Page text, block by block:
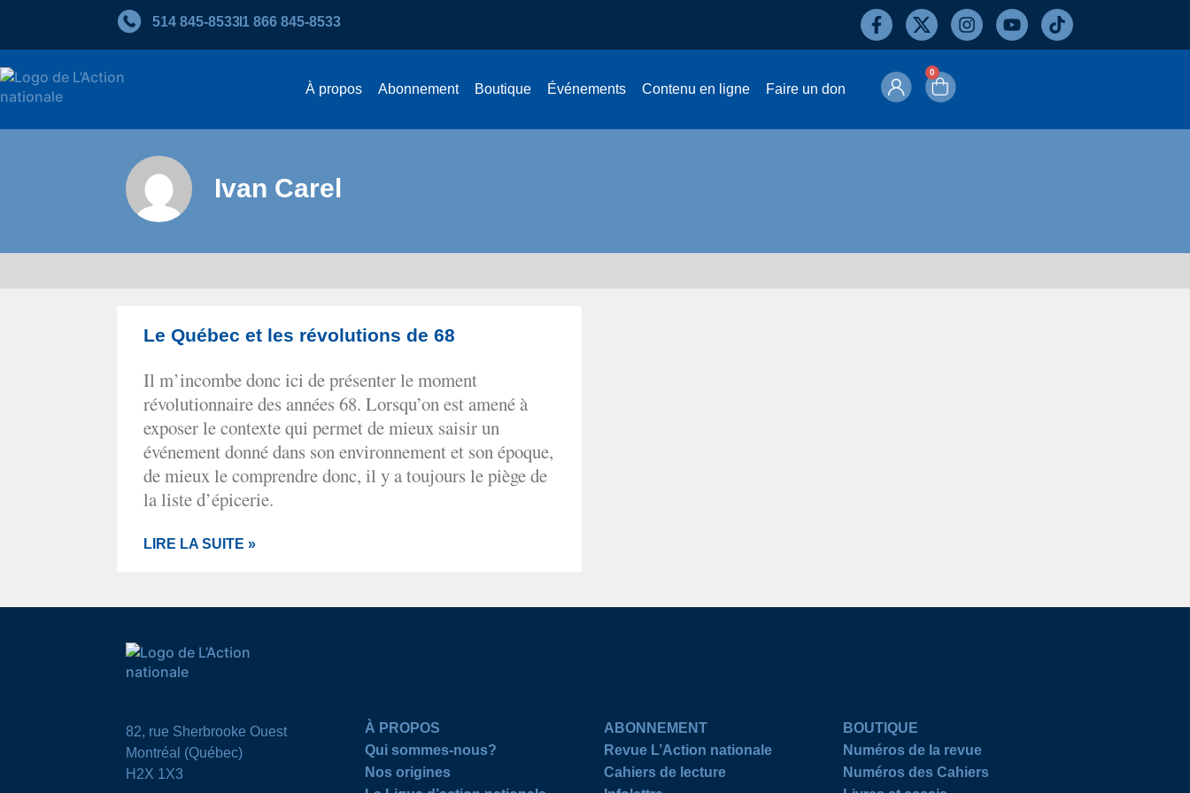
514 845‑85331 866 845‑8533
À propos Abonnement Boutique Événements Contenu en ligne Faire un don
0
Ivan Carel
Le Québec et les révolutions de 68
Il m’incombe donc ici de présenter le moment
révolutionnaire des années 68. Lorsqu’on est amené à
exposer le contexte qui permet de mieux saisir un
événement donné dans son environnement et son époque,
de mieux le comprendre donc, il y a toujours le piège de
la liste d’épicerie.
LIRE LA SUITE »
82, rue Sherbrooke Ouest
Montréal (Québec)
H2X 1X3
À PROPOS
Qui sommes-nous?
Nos origines
ABONNEMENT
Revue L’Action nationale
Cahiers de lecture
BOUTIQUE
Numéros de la revue
Numéros des Cahiers